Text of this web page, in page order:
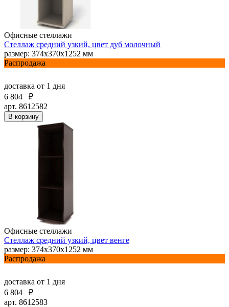
Офисные стеллажи
Стеллаж средний узкий, цвет дуб молочный
размер: 374х370х1252 мм
Распродажа
доставка от 1 дня
6 804
₽
арт. 8612582
В корзину
Офисные стеллажи
Стеллаж средний узкий, цвет венге
размер: 374х370х1252 мм
Распродажа
доставка от 1 дня
6 804
₽
арт. 8612583